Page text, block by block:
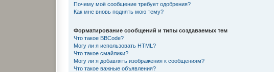
Почему моё сообщение требует одобрения?
Как мне вновь поднять мою тему?
Форматирование сообщений и типы создаваемых тем
Что такое BBCode?
Могу ли я использовать HTML?
Что такое смайлики?
Могу ли я добавлять изображения к сообщениям?
Что такое важные объявления?